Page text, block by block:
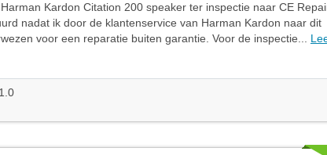
Kardon Citation 200 speaker ter inspectie naar CE
nadat ik door de klantenservice van Harman Kardon naar dit
voor een reparatie buiten garantie. Voor de inspectie...